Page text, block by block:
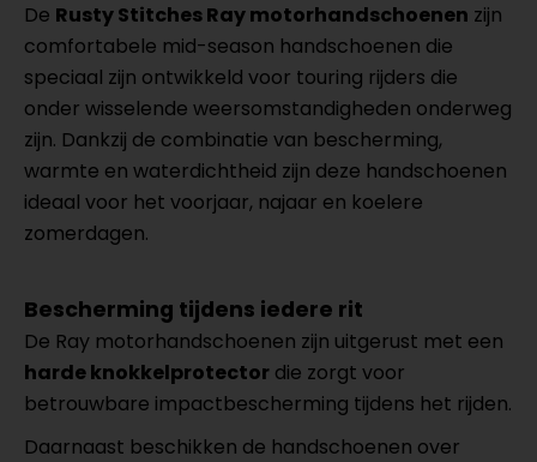
De Rusty Stitches Ray motorhandschoenen zijn
comfortabele mid-season handschoenen die
speciaal zijn ontwikkeld voor touring rijders die
onder wisselende weersomstandigheden onderweg
zijn. Dankzij de combinatie van bescherming,
warmte en waterdichtheid zijn deze handschoenen
ideaal voor het voorjaar, najaar en koelere
zomerdagen.
Bescherming tijdens iedere rit
De Ray motorhandschoenen zijn uitgerust met een
harde knokkelprotector die zorgt voor
betrouwbare impactbescherming tijdens het rijden.
Daarnaast beschikken de handschoenen over